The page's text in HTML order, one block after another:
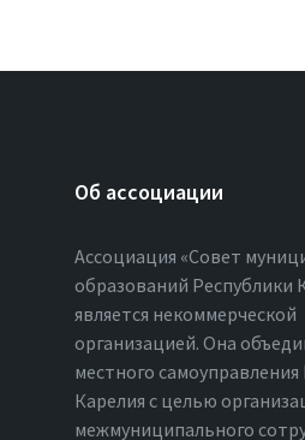
Об ассоциации
Ассоциация «Совет
образований Республики
является некоммерческой
организацией. Она
местного самоуправления
Карелия с целью
межмуниципального